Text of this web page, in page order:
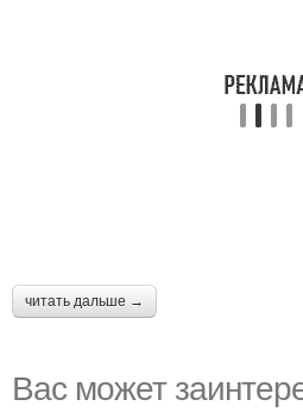
читать дальше →
Вас может